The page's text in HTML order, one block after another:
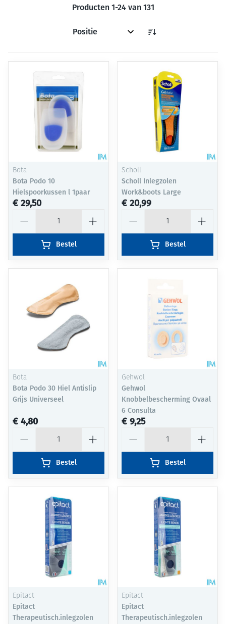
Producten 1-24van 131
Sorteer op:
Bota
Bota Podo 10
Hielspoorkussen l 1paar
€ 29,50
Bestel
Scholl
Scholl Inlegzolen
Work&boots Large
€ 20,99
Bestel
Bota
Bota Podo 30 Hiel Antislip
Grijs Universeel
€ 4,80
Bestel
Gehwol
Gehwol
Knobbelbescherming Ovaal
6 Consulta
€ 9,25
Bestel
Epitact
Epitact
Therapeutisch.inlegzolen
Epitact
Epitact
Therapeutisch.inlegzolen